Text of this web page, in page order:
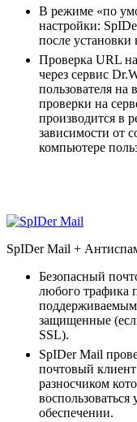
В режиме «по
настройки:
после установки
Проверка URL
через сервис
пользователя на
проверки на
производится в
зависимости от
компьютере
SpIDer Mail +
Безопасный
любого трафика
поддерживаемым
защищенные
SSL).
SpIDer Mail
почтовый
разносчиком
обеспечении.